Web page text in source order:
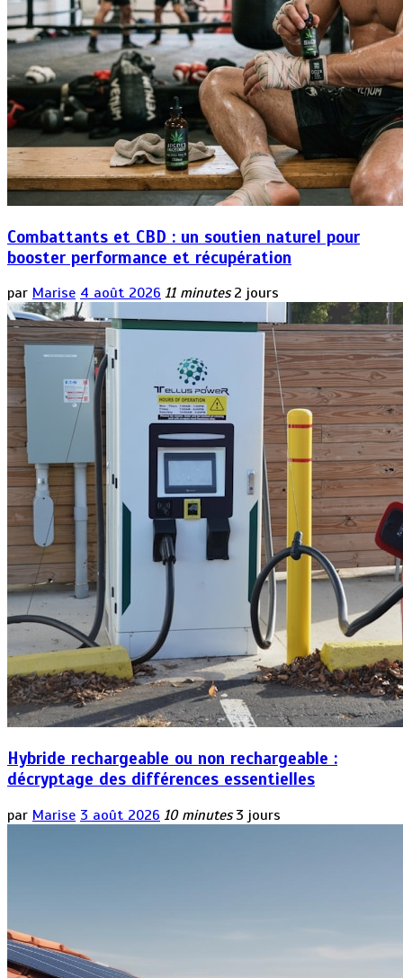
Combattants et CBD : un soutien naturel pour
booster performance et récupération
par Marise 4 août 2026 11 minutes 2 jours
Hybride rechargeable ou non rechargeable :
décryptage des différences essentielles
par Marise 3 août 2026 10 minutes 3 jours